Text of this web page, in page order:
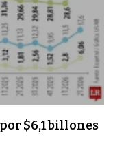
$6,1 billones